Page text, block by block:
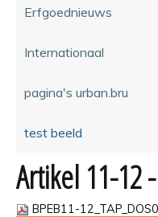
Erfgoednieuws
Internationaal
pagina's urban.bru
test beeld
Artikel 11-12
BPEB11-